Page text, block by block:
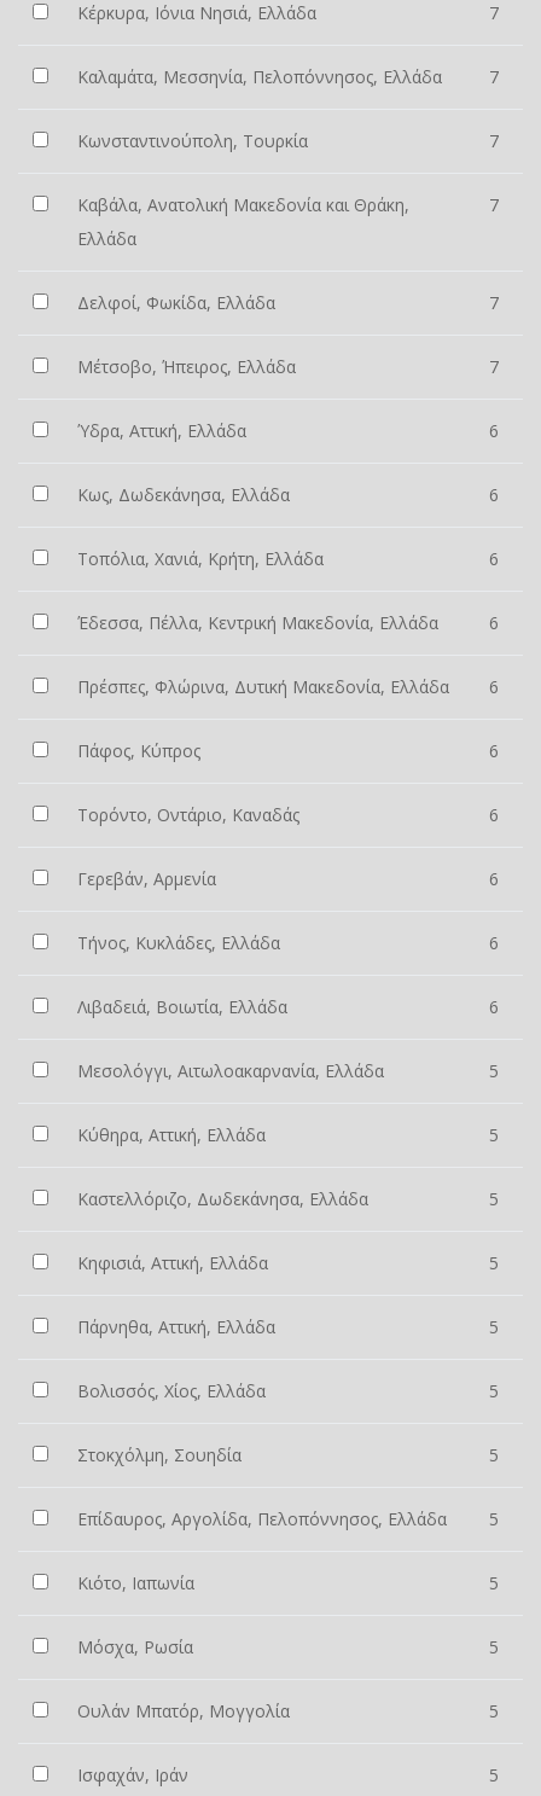
Κέρκυρα, Ιόνια Νησιά, Ελλάδα 7
Καλαμάτα, Μεσσηνία, Πελοπόννησος, Ελλάδα 7
Κωνσταντινούπολη, Τουρκία 7
Καβάλα, Ανατολική Μακεδονία και Θράκη,
Ελλάδα
7
Δελφοί, Φωκίδα, Ελλάδα 7
Μέτσοβο, Ήπειρος, Ελλάδα 7
Ύδρα, Αττική, Ελλάδα 6
Κως, Δωδεκάνησα, Ελλάδα 6
Τοπόλια, Χανιά, Κρήτη, Ελλάδα 6
Έδεσσα, Πέλλα, Κεντρική Μακεδονία, Ελλάδα 6
Πρέσπες, Φλώρινα, Δυτική Μακεδονία, Ελλάδα 6
Πάφος, Κύπρος 6
Τορόντο, Οντάριο, Καναδάς 6
Γερεβάν, Αρμενία 6
Τήνος, Κυκλάδες, Ελλάδα 6
Λιβαδειά, Βοιωτία, Ελλάδα 6
Μεσολόγγι, Αιτωλοακαρνανία, Ελλάδα 5
Κύθηρα, Αττική, Ελλάδα 5
Καστελλόριζο, Δωδεκάνησα, Ελλάδα 5
Κηφισιά, Αττική, Ελλάδα 5
Πάρνηθα, Αττική, Ελλάδα 5
Βολισσός, Χίος, Ελλάδα 5
Στοκχόλμη, Σουηδία 5
Επίδαυρος, Αργολίδα, Πελοπόννησος, Ελλάδα 5
Κιότο, Ιαπωνία 5
Μόσχα, Ρωσία 5
Ουλάν Μπατόρ, Μογγολία 5
Ισφαχάν, Ιράν 5